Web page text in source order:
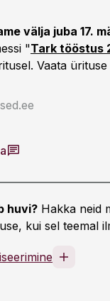
välja juba 17.
"Tark tööstus
Vaata
huvi? Hakka neid
kui sel teemal